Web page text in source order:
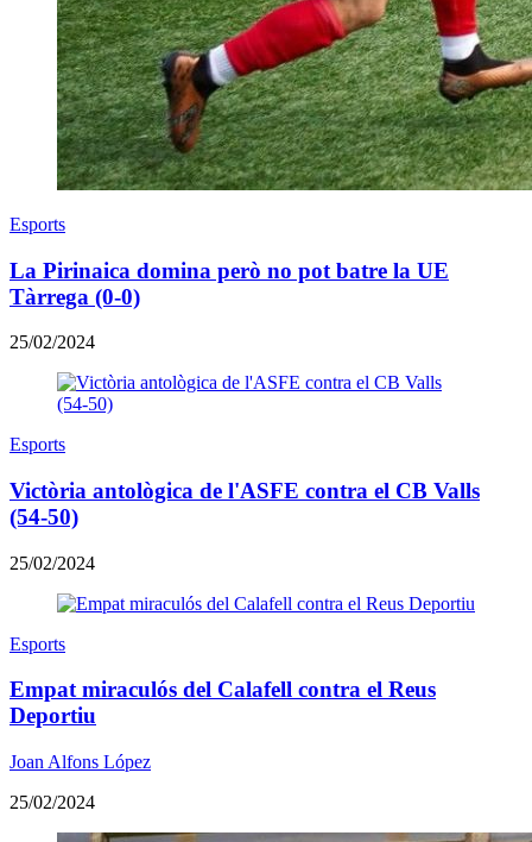
Esports
La Pirinaica domina però no pot batre la UE
Tàrrega (0-0)
25/02/2024
Esports
Victòria antològica de l'ASFE contra el CB Valls
(54-50)
25/02/2024
Esports
Empat miraculós del Calafell contra el Reus
Deportiu
Joan Alfons López
25/02/2024